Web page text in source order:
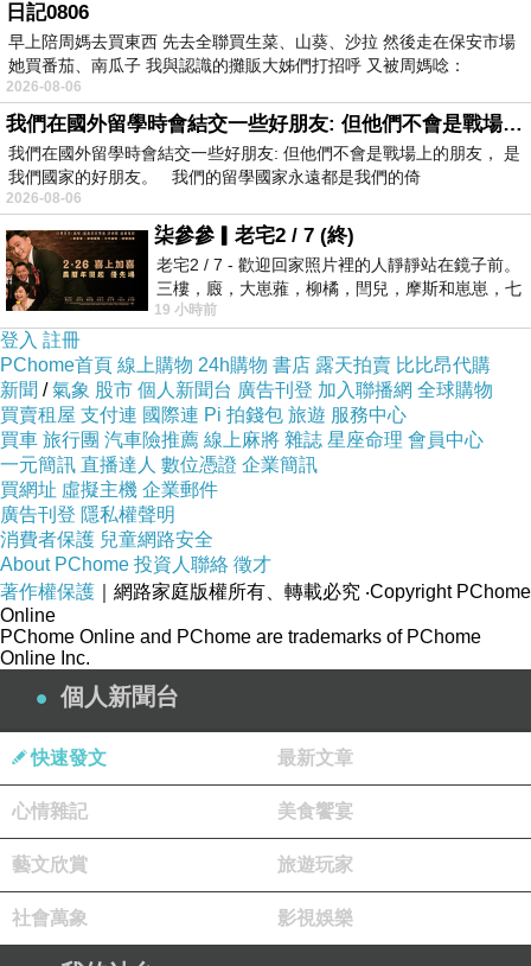
上一篇： 結局
下一篇：代償
日記0806
早上陪周媽去買東西 先去全聯買生菜、山葵、沙拉 然後走在保安市場
她買番茄、南瓜子 我與認識的攤販大姊們打招呼 又被周媽唸：
2026-08-06
我們在國外留學時會結交一些好朋友: 但他們不會是戰場上的朋友
我們在國外留學時會結交一些好朋友: 但他們不會是戰場上的朋友， 是
我們國家的好朋友。 我們的留學國家永遠都是我們的倚
2026-08-06
柒參參▎老宅2 / 7 (終)
老宅2 / 7 - 歡迎回家照片裡的人靜靜站在鏡子前。
三樓，廄，大崽蕥，柳橘，閆兒，摩斯和崽崽，七
個人整整齊齊地站在鏡框之外，如同
19 小時前
登入 註冊
PChome首頁 線上購物 24h購物 書店 露天拍賣 比比昂代購
新聞 /氣象 股市 個人新聞台 廣告刊登 加入聯播網 全球購物
買賣租屋 支付連 國際連 Pi 拍錢包 旅遊 服務中心
買車 旅行團 汽車險推薦 線上麻將 雜誌 星座命理 會員中心
一元簡訊 直播達人 數位憑證 企業簡訊
買網址 虛擬主機 企業郵件
廣告刊登 隱私權聲明
消費者保護 兒童網路安全
About PChome 投資人聯絡 徵才
著作權保護 ｜網路家庭版權所有、轉載必究 ‧Copyright PChome
Online
PChome Online and PChome are trademarks of PChome
Online Inc.
個人新聞台
快速發文 最新文章
心情雜記 美食饗宴
藝文欣賞 旅遊玩家
社會萬象 影視娛樂